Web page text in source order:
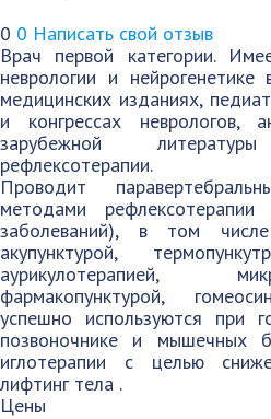
0 0 Написать свой отзыв
Врач первой категории.
неврологии и
медицинских изданиях,
и конгрессах неврологов,
зарубежной
рефлексотерапии.
Проводит
методами
заболеваний), в том числе
акупунктурой,
аурикулотерапией,
фармакопунктурой,
успешно используются при
позвоночнике и мышечных
иглотерапии с целью
лифтинг тела .
Цены